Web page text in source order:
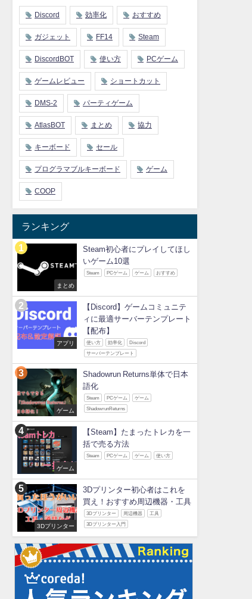
Discord 効率化 おすすめ
ガジェット FF14 Steam
DiscordBOT 使い方 PCゲーム
ゲームレビュー ショートカット
DMS-2 パーティゲーム
AtlasBOT まとめ 協力
キーボード セール
プログラマブルキーボード ゲーム
COOP
ランキング
まとめ
Steam初心者にプレイしてほし
いゲーム10選
Steam PCゲーム ゲーム おすすめ
アプリ
【Discord】ゲームコミュニテ
ィに最適サーバーテンプレート
【配布】
使い方 効率化 Discord
サーバーテンプレート
ゲーム
Shadowrun Returns単体で日本
語化
Steam PCゲーム ゲーム
ShadowrunReturns
ゲーム
【Steam】たまったトレカを一
括で売る方法
Steam PCゲーム ゲーム 使い方
3Dプリンター
3Dプリンター初心者はこれを
買え！おすすめ周辺機器・工具
3Dプリンター 周辺機器 工具
3Dプリンター入門